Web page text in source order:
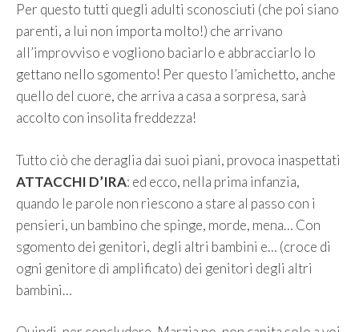
Per questo tutti quegli adulti sconosciuti (che poi siano
parenti, a lui non importa molto!) che arrivano
all’improvviso e vogliono baciarlo e abbracciarlo lo
gettano nello sgomento! Per questo l’amichetto, anche
quello del cuore, che arriva a casa a sorpresa, sarà
accolto con insolita freddezza!
Tutto ciò che deraglia dai suoi piani, provoca inaspettati
ATTACCHI D’IRA: ed ecco, nella prima infanzia,
quando le parole non riescono a stare al passo con i
pensieri, un bambino che spinge, morde, mena… Con
sgomento dei genitori, degli altri bambini e… (croce di
ogni genitore di amplificato) dei genitori degli altri
bambini…